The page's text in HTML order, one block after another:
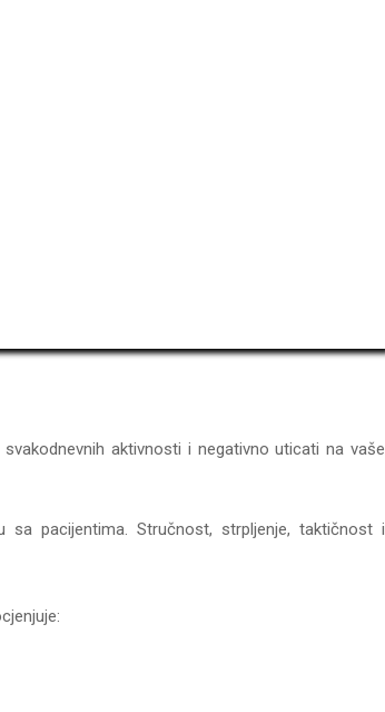
aktivnosti i negativno uticati na vaše
pacijentima. Stručnost, strpljenje, taktičnost i